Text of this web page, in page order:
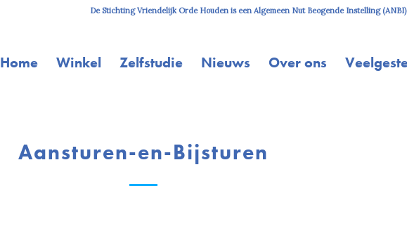
De Stichting Vriendelijk Orde Houden is een Algemeen Nut Beogende Instelling
Home Winkel Zelfstudie Nieuws Over ons
Aansturen-en-Bijsturen